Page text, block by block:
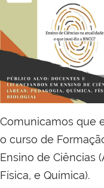
Comunicamos que
o curso de
Ensino de Ciências
Física, e Química).